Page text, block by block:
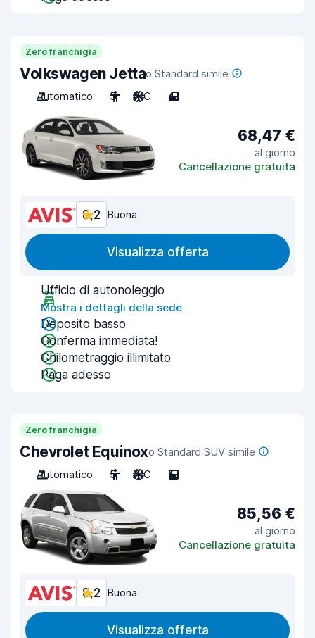
Zero franchigia
Volkswagen Jettao Standard simile
Automatico
5 A/C 4
68,47 €
al giorno
Cancellazione gratuita
8,2 Buona
Visualizza offerta
Ufficio di autonoleggio
Mostra i dettagli della sede
Deposito basso
Conferma immediata!
Chilometraggio illimitato
Paga adesso
Zero franchigia
Chevrolet Equinoxo Standard SUV simile
Automatico
5 A/C 5
85,56 €
al giorno
Cancellazione gratuita
8,2 Buona
Visualizza offerta